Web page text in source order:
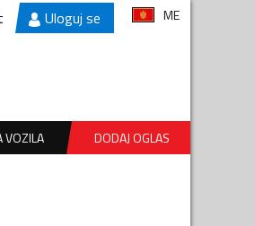
Uloguj se ME
VOZILA DODAJ OGLAS